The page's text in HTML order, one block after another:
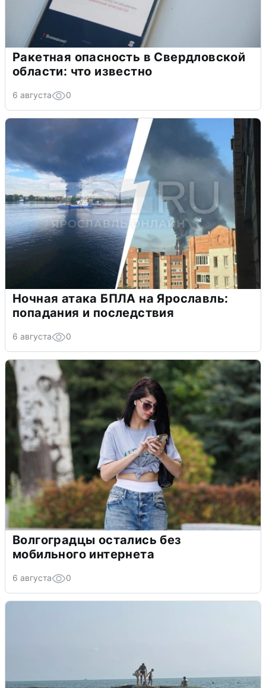
Ракетная опасность в Свердловской
области: что известно
6 августа 0
Ночная атака БПЛА на Ярославль:
попадания и последствия
6 августа 0
Волгоградцы остались без
мобильного интернета
6 августа 0